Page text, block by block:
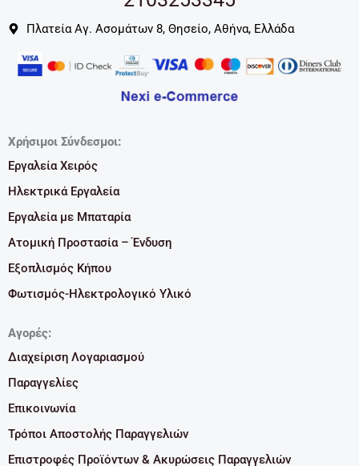
Πλατεία Αγ. Ασομάτων 8, Θησείο, Αθήνα, Ελλάδα
Χρήσιμοι Σύνδεσμοι:
Εργαλεία Χειρός
Ηλεκτρικά Εργαλεία
Εργαλεία με Μπαταρία
Ατομική Προστασία – Ένδυση
Εξοπλισμός Κήπου
Φωτισμός-Ηλεκτρολογικό Υλικό
Αγορές:
Διαχείριση Λογαριασμού
Παραγγελίες
Επικοινωνία
Τρόποι Αποστολής Παραγγελιών
Επιστροφές Προϊόντων & Ακυρώσεις Παραγγελιών